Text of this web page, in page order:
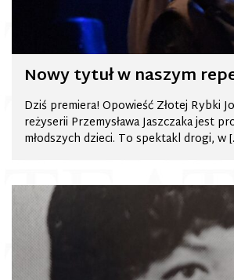
Nowy tytuł w naszym
Dziś premiera! Opowieść Złotej Rybki
reżyserii Przemysława Jaszczaka jest
młodszych dzieci. To spektakl drogi, w